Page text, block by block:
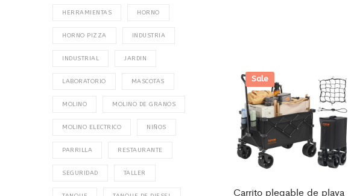
Sale
Carrito plegable de playa
HERRAMIENTAS HORNO
HORNO PIZZA INDUSTRIA
INDUSTRIAL JARDIN
LABORATORIO MASCOTAS
MOLINO MOLINO DE GRANOS
MOLINO ELECTRICO NIÑOS
PARRILLA RESTAURANTE
SEGURIDAD TALLER